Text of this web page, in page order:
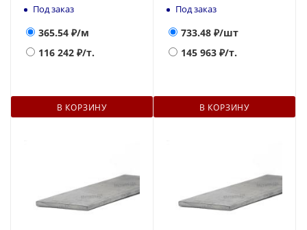
Под заказ
365.54 ₽/м
116 242 ₽/т.
В КОРЗИНУ
Под заказ
733.48 ₽/шт
145 963 ₽/т.
В КОРЗИНУ